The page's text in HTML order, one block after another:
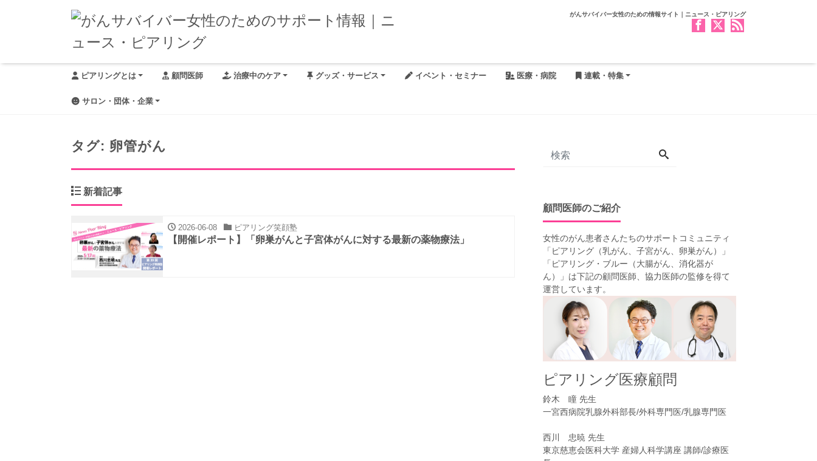
がんサバイバー女性のための情報サイト｜ニュース・ピアリング
ピアリングとは 顧問医師 治療中のケア グッズ・サービス イベント・セミナー 医療・病院 連載・特集
サロン・団体・企業
タグ: 卵管がん
新着記事
2026-06-08 ピアリング笑顔塾
【開催レポート】「卵巣がんと子宮体がんに対する最新の薬物療法」
顧問医師のご紹介
女性のがん患者さんたちのサポートコミュニティ
「 ピアリング（乳がん、子宮がん、卵巣がん）
」
「 ピアリング・ブルー（大腸がん、消化器が
ん）
」は下記の顧問医師、協力医師の監修を得て
運営しています。
ピアリング医療顧問
鈴木 瞳 先生
一宮西病院乳腺外科部長/外科専門医/乳腺専門医
西川 忠暁 先生
東京慈恵会医科大学 産婦人科学講座 講師/診療医